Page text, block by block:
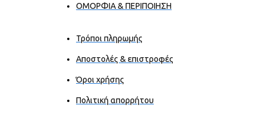
ΟΜΟΡΦΙΑ & ΠΕΡΙΠΟΙΗΣΗ
Τρόποι πληρωμής
Αποστολές & επιστροφές
Όροι χρήσης
Πολιτική απορρήτου